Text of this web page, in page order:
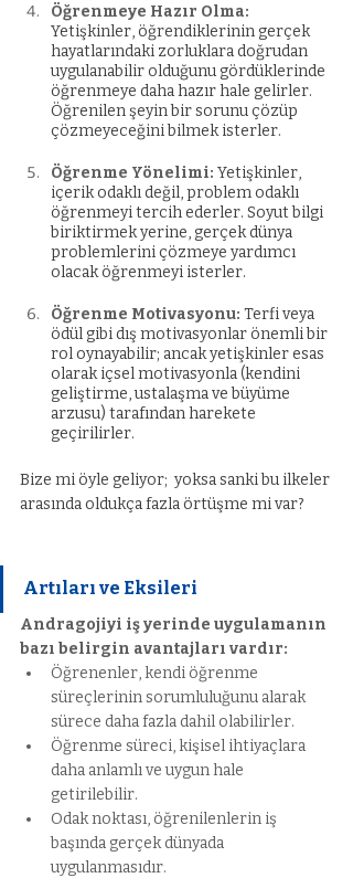
Öğrenmeye Hazır Olma:
Yetişkinler, öğrendiklerinin gerçek
hayatlarındaki zorluklara doğrudan
uygulanabilir olduğunu gördüklerinde
öğrenmeye daha hazır hale gelirler.
Öğrenilen şeyin bir sorunu çözüp
çözmeyeceğini bilmek isterler.
Öğrenme Yönelimi: Yetişkinler,
içerik odaklı değil, problem odaklı
öğrenmeyi tercih ederler. Soyut bilgi
biriktirmek yerine, gerçek dünya
problemlerini çözmeye yardımcı
olacak öğrenmeyi isterler.
Öğrenme Motivasyonu: Terfi veya
ödül gibi dış motivasyonlar önemli bir
rol oynayabilir; ancak yetişkinler esas
olarak içsel motivasyonla (kendini
geliştirme, ustalaşma ve büyüme
arzusu) tarafından harekete
geçirilirler.
Bize mi öyle geliyor;  yoksa sanki bu ilkeler
arasında oldukça fazla örtüşme mi var?
Artıları ve Eksileri
Andragojiyi iş yerinde uygulamanın
bazı belirgin avantajları vardır:
Öğrenenler, kendi öğrenme
süreçlerinin sorumluluğunu alarak
sürece daha fazla dahil olabilirler.
Öğrenme süreci, kişisel ihtiyaçlara
daha anlamlı ve uygun hale
getirilebilir.
Odak noktası, öğrenilenlerin iş
başında gerçek dünyada
uygulanmasıdır.